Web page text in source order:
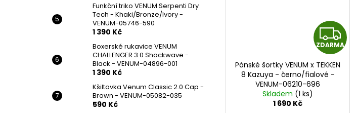
Funkční triko VENUM Serpenti Dry
Tech - Khaki/Bronze/Ivory -
VENUM-05746-590
1 390 Kč
Boxerské rukavice VENUM
CHALLENGER 3.0 Shockwave -
Black - VENUM-04896-001
1 390 Kč
Kšiltovka Venum Classic 2.0 Cap -
Brown - VENUM-05082-035
590 Kč
Z
D
ZDARMA
Pánské šortky VENUM x TEKKEN
8 Kazuya - černo/fialové -
VENUM-06210-696
Skladem (1 ks)
1 690 Kč